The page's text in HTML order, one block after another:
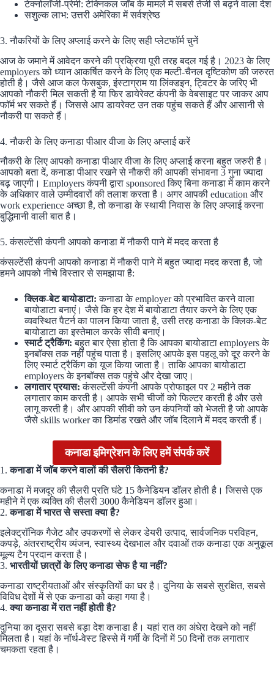
टेक्नोलाॅजी-प्रेमी: टेक्निकल जाॅब के मामले में सबसे तेजी से बढ़ने वाला देश
सशुल्क लाभ: उत्तरी अमेरिका में सर्वश्रेष्ठ
3. नौकरियों के लिए अप्लाई करने के लिए सही प्लेटफॉर्म चुनें
आज के जमाने में आवेदन करने की प्रक्रिया पूरी तरह बदल गई है। 2023 के लिए
employers को ध्यान आकर्षित करने के लिए एक मल्टी-चैनल दृष्टिकोण की जरुरत
होती है। जैसे आज कल फेसबुक, इंस्टाग्राम या लिंक्डइन, ट्विटर के जरिए भी
आपको नौकरी मिल सकती है या फिर डायेरेक्ट कंपनी के वेबसाइट पर जाकर आप
फाॅर्म भर सकते हैं। जिससे आप डायरेक्ट उन तक पहुंच सकते हैं और आसानी से
नौकरी पा सकते हैं।
4. नौकरी के लिए कनाडा पीआर वीजा के लिए अप्लाई करें
नौकरी के लिए आपको कनाडा पीआर वीजा के लिए अप्लाई करना बहुत जरुरी है।
आपको बता दें, कनाडा पीआर रखने से नौकरी की आपकी संभावना 3 गुना ज्यादा
बढ़ जाएगी। Employers कंपनी द्वारा sponsored किए बिना कनाडा में काम करने
के अधिकार वाले उम्मीदवारों की तलाश करता है। अगर आपकी education और
work experience अच्छा है, तो कनाडा के स्थायी निवास के लिए अप्लाई करना
बुद्धिमानी वाली बात है।
5. कंसल्टेंसी कंपनी आपको कनाडा में नौकरी पाने में मदद करता है
कंसल्टेंसी कंपनी आपको कनाडा में नौकरी पाने में बहुत ज्यादा मदद करता है, जो
हमने आपको नीचे विस्तार से समझाया है:
क्लिक-बेट बायोडाटा: कनाडा के employer को प्रभावित करने वाला
बायोडाटा बनाएं। जैसे कि हर देश में बायोडाटा तैयार करने के लिए एक
व्यवस्थित पैटर्न का पालन किया जाता है, उसी तरह कनाडा के क्लिक-बेट
बायोडाटा का इस्तेमाल करके सीवी बनाएं।
स्मार्ट ट्रैकिंग: बहुत बार ऐसा होता है कि आपका बायोडाटा employers के
इनबाॅक्स तक नहीं पहुंच पाता है। इसलिए आपके इस पहलू को दूर करने के
लिए स्मार्ट ट्रैकिंग का यूज किया जाता है। ताकि आपका बायोडाटा
employers के इनबाॅक्स तक पहुंचे और देखा जाए।
लगातार प्रयास: कंसल्टेंसी कंपनी आपके प्रोफाइल पर 2 महीने तक
लगातार काम करती है। आपके सभी चीजों को फिल्टर करती है और उसे
लागू करती है। और आपकी सीवी को उन कंपनियों को भेजती है जो आपके
जैसे skills worker का डिमांड रखते और जाॅब दिलाने में मदद करती हैं।
कनाडा इमिग्रेशन के लिए हमें संपर्क करें
1.कनाडा में जाॅब करने वालों की सैलरी कितनी है?
कनाडा में मजदूर की सैलरी प्रति घंटे 15 कैनेडियन डाॅलर होती है। जिससे एक
महीने में एक व्यक्ति की सैलरी 3000 कैनेडियन डाॅलर हुआ।
2.कनाडा में भारत से सस्ता क्या है?
इलेक्ट्राॅनिक गैजेट और उपकरणों से लेकर डेयरी उत्पाद, सार्वजनिक परविहन,
कपड़े, अंतरराष्ट्रीय व्यंजन, स्वास्थ्य देखभाल और दवाओं तक कनाडा एक अनुकूल
मूल्य टैग प्रदान करता है।
3. भारतीयों छात्रों के लिए कनाडा सेफ है या नहीं?
कनाडा राष्ट्रीयताओं और संस्कृतियों का घर है। दुनिया के सबसे सुरक्षित, सबसे
विविध देशों में से एक कनाडा को कहा गया है।
4.क्या कनाडा में रात नहीं होती है?
दुनिया का दूसरा सबसे बड़ा देश कनाडा है। यहां रात का अंधेरा देखने को नहीं
मिलता है। यहां के नाॅर्थ-वेस्ट हिस्से में गर्मी के दिनों में 50 दिनों तक लगातार
चमकता रहता है।